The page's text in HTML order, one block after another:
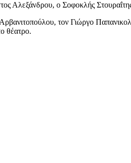
Αλεξάνδρου, o Σοφοκλής
τον Γιώργο
θέατρο.